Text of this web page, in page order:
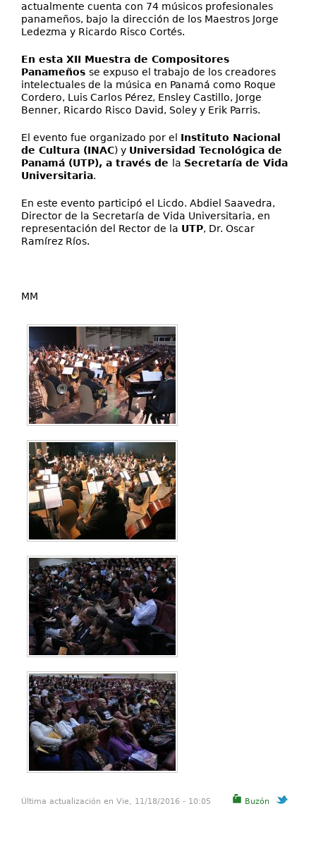
actualmente cuenta con 74 músicos profesionales
panameños, bajo la dirección de los Maestros Jorge
Ledezma y Ricardo Risco Cortés.
En esta XII Muestra de Compositores
Panameños se expuso el trabajo de los creadores
intelectuales de la música en Panamá como Roque
Cordero, Luis Carlos Pérez, Ensley Castillo, Jorge
Benner, Ricardo Risco David, Soley y Erik Parris.
El evento fue organizado por el Instituto Nacional
de Cultura (INAC) y Universidad Tecnológica de
Panamá (UTP), a través de
la Secretaría de Vida
Universitaria.
En este evento participó el Licdo. Abdiel Saavedra,
Director de la Secretaría de Vida Universitaria, en
representación del Rector de la UTP, Dr. Oscar
Ramírez Ríos.
MM
Buzón
Última actualización en Vie, 11/18/2016 - 10:05